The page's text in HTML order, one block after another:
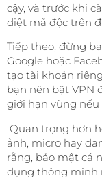
cậy, và trước khi
diệt mã độc trên
Tiếp theo, đừng
Google hoặc
tạo tài khoản
bạn nên bật VPN
giới hạn vùng nếu
Quan trọng hơn
ảnh, micro hay
rằng, bảo mật cá
dụng thông minh